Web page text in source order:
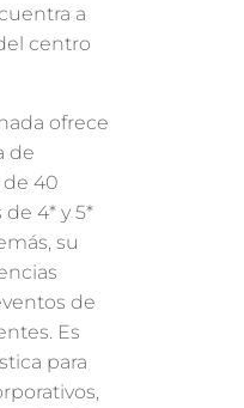
a
centro
ofrece
de
de 40
4* y 5*
su
de
Es
para